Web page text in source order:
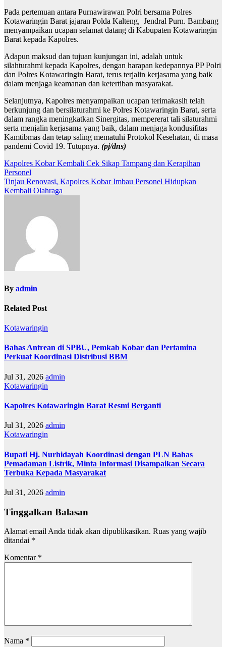
Pada pertemuan antara Purnawirawan Polri bersama Polres
Kotawaringin Barat jajaran Polda Kalteng, Jendral Purn. Bambang
menyampaikan ucapan selamat datang di Kabupaten Kotawaringin
Barat kepada Kapolres.
Adapun maksud dan tujuan kunjungan ini, adalah untuk
silahturahmi kepada Kapolres, dengan harapan kedepannya PP Polri
dan Polres Kotawaringin Barat, terus terjalin kerjasama yang baik
dalam menjaga keamanan dan ketertiban masyarakat.
Selanjutnya, Kapolres menyampaikan ucapan terimakasih telah
berkunjung dan bersilaturahmi ke Polres Kotawaringin Barat, serta
dalam rangka meningkatkan Sinergitas, mempererat tali silaturahmi
serta menjalin kerjasama yang baik, dalam menjaga kondusifitas
Kamtibmas dan tetap saling mematuhi Protokol Kesehatan, di masa
pandemi Covid 19. Tutupnya. (pj/dns)
Navigasi
pos
Kapolres Kobar Kembali Cek Sikap Tampang dan Kerapihan
Personel
Tinjau Renovasi, Kapolres Kobar Imbau Personel Hidupkan
Kembali Olahraga
By admin
Related Post
Kotawaringin
Bahas Antrean di SPBU, Pemkab Kobar dan Pertamina
Perkuat Koordinasi Distribusi BBM
Jul 31, 2026 admin
Kotawaringin
Kapolres Kotawaringin Barat Resmi Berganti
Jul 31, 2026 admin
Kotawaringin
Bupati Hj. Nurhidayah Koordinasi dengan PLN Bahas
Pemadaman Listrik, Minta Informasi Disampaikan Secara
Terbuka Kepada Masyarakat
Jul 31, 2026 admin
Tinggalkan Balasan
Alamat email Anda tidak akan dipublikasikan. Ruas yang wajib
ditandai *
Komentar *
Nama *